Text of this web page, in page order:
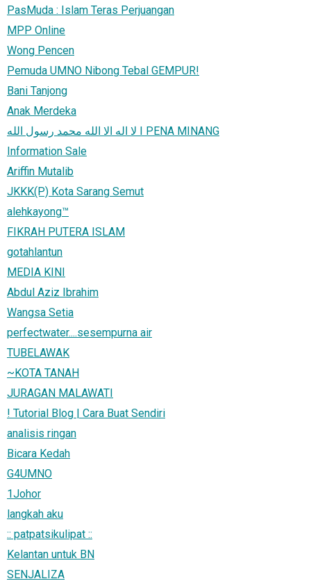
PasMuda : Islam Teras Perjuangan
MPP Online
Wong Pencen
Pemuda UMNO Nibong Tebal GEMPUR!
Bani Tanjong
Anak Merdeka
لا اله الا الله محمد رسول الله I PENA MINANG
Information Sale
Ariffin Mutalib
JKKK(P) Kota Sarang Semut
alehkayong™
FIKRAH PUTERA ISLAM
gotahlantun
MEDIA KINI
Abdul Aziz Ibrahim
Wangsa Setia
perfectwater....sesempurna air
TUBELAWAK
~KOTA TANAH
JURAGAN MALAWATI
! Tutorial Blog | Cara Buat Sendiri
analisis ringan
Bicara Kedah
G4UMNO
1Johor
langkah aku
:: patpatsikulipat ::
Kelantan untuk BN
SENJALIZA